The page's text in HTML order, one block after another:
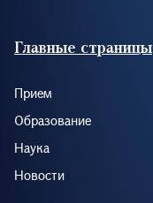
Footer (RUS)
Главные страницы
Прием
Образование
Наука
Новости